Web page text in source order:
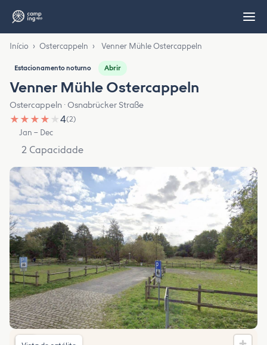
Início › Ostercappeln › Venner Mühle Ostercappeln
Estacionamento noturno Abrir
Venner Mühle Ostercappeln
Ostercappeln · Osnabrücker Straße
★ ★ ★ ★ ★4(2)
Jan – Dec
2 Capacidade